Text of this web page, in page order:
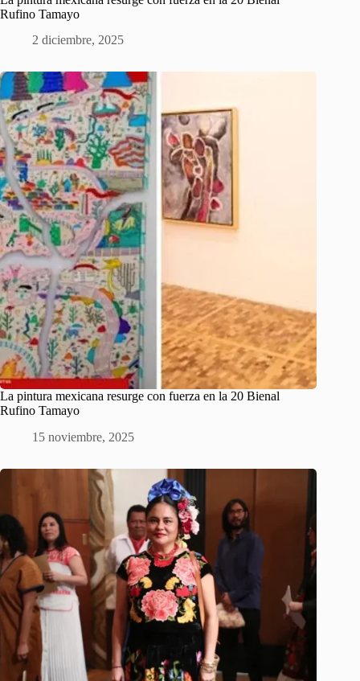
Rufino Tamayo
2 diciembre, 2025
La pintura mexicana resurge con fuerza en la 20 Bienal
Rufino Tamayo
15 noviembre, 2025